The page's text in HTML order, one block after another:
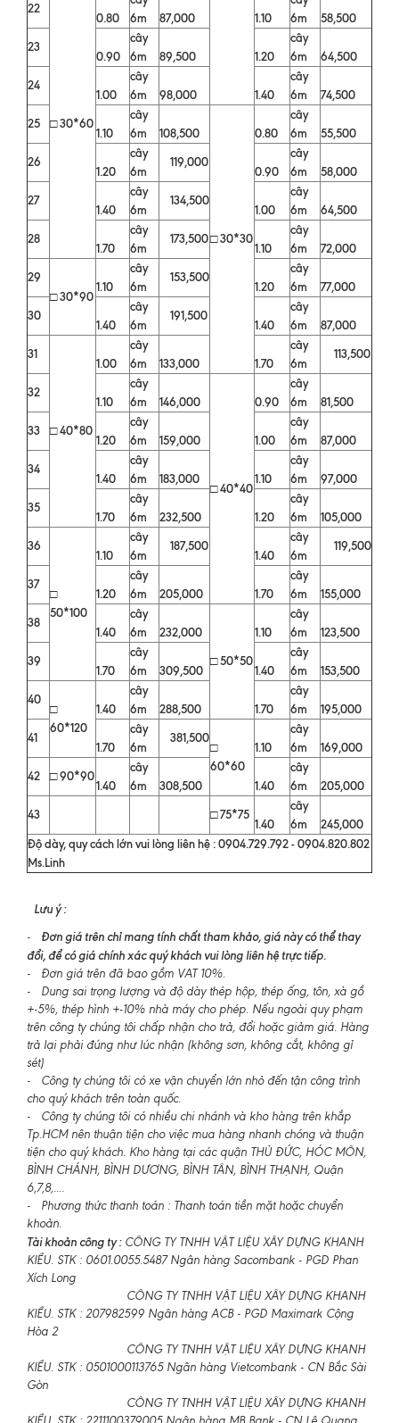
22
□ 30*60
0.80
6m
87,000 1.10
6m
58,500
23
0.90
cây
6m
89,500 1.20
cây
6m
64,500
24
1.00
cây
6m
98,000 1.40
cây
6m
74,500
25
1.10
cây
6m
108,500
□ 30*30
0.80
cây
6m
55,500
26
1.20
cây
6m
119,000
0.90
cây
6m
58,000
27
1.40
cây
6m
134,500
1.00
cây
6m
64,500
28
1.70
cây
6m
173,500
1.10
cây
6m
72,000
29
□ 30*90
1.10
cây
6m
153,500
1.20
cây
6m
77,000
30
1.40
cây
6m
191,500
1.40
cây
6m
87,000
31
□ 40*80
1.00
cây
6m
133,000 1.70
cây
6m
113,500
32
1.10
cây
6m
146,000
□ 40*40
0.90
cây
6m
81,500
33
1.20
cây
6m
159,000 1.00
cây
6m
87,000
34
1.40
cây
6m
183,000 1.10
cây
6m
97,000
35
1.70
cây
6m
232,500 1.20
cây
6m
105,000
36
□
50*100
1.10
cây
6m
187,500
1.40
cây
6m
119,500
37
1.20
cây
6m
205,000 1.70
cây
6m
155,000
38
1.40
cây
6m
232,000
□ 50*50
1.10
cây
6m
123,500
39
1.70
cây
6m
309,500 1.40
cây
6m
153,500
40
□
60*120
1.40
cây
6m
288,500 1.70
cây
6m
195,000
41
1.70
cây
6m
381,500
□
60*60
1.10
cây
6m
169,000
42
□ 90*90
1.40
cây
6m
308,500 1.40
cây
6m
205,000
43
□ 75*75
1.40
cây
6m
245,000
Độ dày, quy cách lớn vui lòng liên hệ : 0904.729.792 - 0904.820.802
Ms.Linh
Lưu ý :
- Đơn giá trên chỉ mang tính chất tham khảo, giá này có thể thay
đổi, để có giá chính xác quý khách vui lòng liên hệ trực tiếp.
- Đơn giá trên đã bao gồm VAT 10%.
- Dung sai trọng lượng và độ dày thép hộp, thép ống, tôn, xà gồ
+-5%, thép hình +-10% nhà máy cho phép. Nếu ngoài quy phạm
trên công ty chúng tôi chấp nhận cho trả, đổi hoặc giảm giá. Hàng
trả lại phải đúng như lúc nhận (không sơn, không cắt, không gỉ
sét)
- Công ty chúng tôi có xe vận chuyển lớn nhỏ đến tận công trình
cho quý khách trên toàn quốc.
- Công ty chúng tôi có nhiều chi nhánh và kho hàng trên khắp
Tp.HCM nên thuận tiện cho việc mua hàng nhanh chóng và thuận
tiện cho quý khách. Kho hàng tại các quận THỦ ĐỨC, HÓC MÔN,
BÌNH CHÁNH, BÌNH DƯƠNG, BÌNH TÂN, BÌNH THẠNH, Quận
6,7,8,....
- Phương thức thanh toán : Thanh toán tiền mặt hoặc chuyển
khoản.
Tài khoản công ty :CÔNG TY TNHH VẬT LIỆU XÂY DỰNG KHANH
KIỀU. STK : 0601.0055.5487 Ngân hàng Sacombank - PGD Phan
Xích Long
CÔNG TY TNHH VẬT LIỆU XÂY DỰNG KHANH
KIỀU. STK : 207982599 Ngân hàng ACB - PGD Maximark Cộng
Hòa 2
CÔNG TY TNHH VẬT LIỆU XÂY DỰNG KHANH
KIỀU. STK : 0501000113765 Ngân hàng Vietcombank - CN Bắc Sài
Gòn
CÔNG TY TNHH VẬT LIỆU XÂY DỰNG KHANH